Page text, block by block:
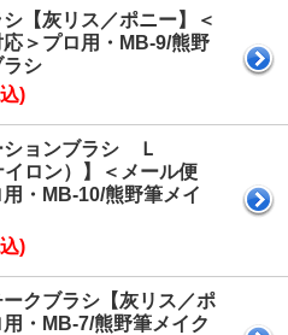
【灰リス／ポニー】＜
応＞プロ用・MB-9/熊野
シ
)
ションブラシ Ｌ
イロン）】＜メール便
・MB-10/熊野筆メイ
)
クブラシ【灰リス／ポ
・MB-7/熊野筆メイク